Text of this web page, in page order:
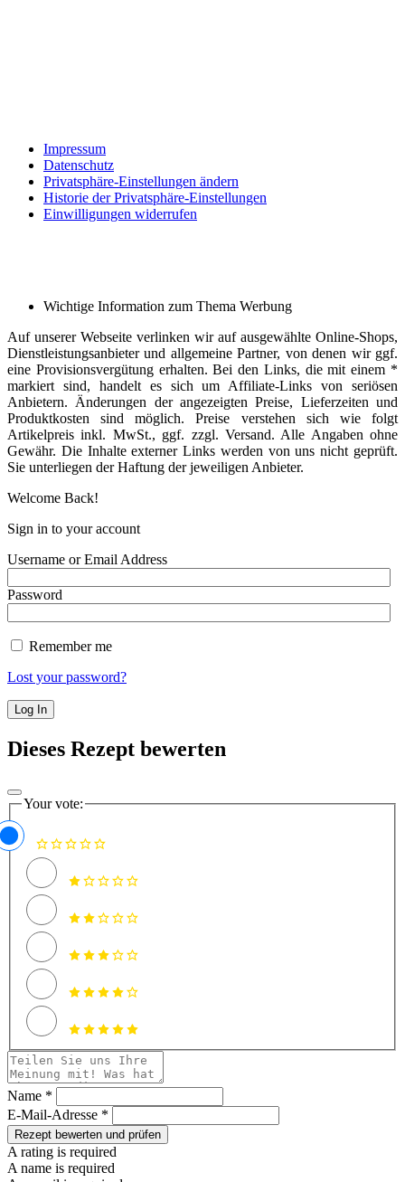
Impressum
Datenschutz
Privatsphäre-Einstellungen ändern
Historie der Privatsphäre-Einstellungen
Einwilligungen widerrufen
Wichtige Information zum Thema Werbung
Auf unserer Webseite verlinken wir auf ausgewählte Online-Shops,
Dienstleistungsanbieter und allgemeine Partner, von denen wir ggf.
eine Provisionsvergütung erhalten. Bei den Links, die mit einem *
markiert sind, handelt es sich um Affiliate-Links von seriösen
Anbietern. Änderungen der angezeigten Preise, Lieferzeiten und
Produktkosten sind möglich. Preise verstehen sich wie folgt
Artikelpreis inkl. MwSt., ggf. zzgl. Versand. Alle Angaben ohne
Gewähr. Die Inhalte externer Links werden von uns nicht geprüft.
Sie unterliegen der Haftung der jeweiligen Anbieter.
Welcome Back!
Sign in to your account
Username or Email Address
Password
Remember me
Lost your password?
Dieses Rezept bewerten
Your vote:
Name *
E-Mail-Adresse *
Rezept bewerten und prüfen
A rating is required
A name is required